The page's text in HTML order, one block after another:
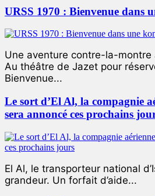
URSS 1970 : Bienvenue dans
Une aventure contre-la-montre
Au théâtre de Jazet pour
Bienvenue...
Le sort d’El Al, la compagnie
sera annoncé ces prochains
El Al, le transporteur national
grandeur. Un forfait d’aide...